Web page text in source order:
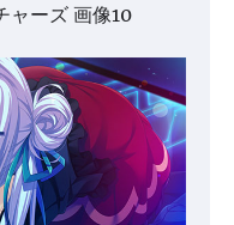
ャーズ 画像10